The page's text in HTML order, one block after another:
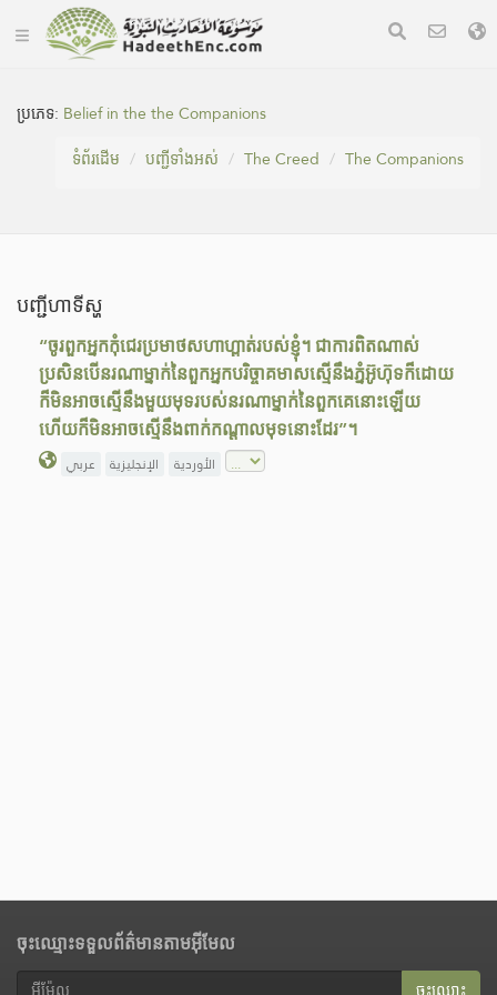
ប្រភេទ: Belief in the the Companions
ទំព័រ​ដេីម
បញ្ជីទាំងអស់ The Creed The Companions
បញ្ជីហាទីស្ហ
“ចូរពួកអ្នកកុំជេរប្រមាថសហាហ្ពាត់របស់ខ្ញុំ។ ជាការពិតណាស់
ប្រសិនបើនរណាម្នាក់នៃពួកអ្នកបរិច្ចាគមាសស្មើនឹងភ្នំអ៊ូហ៊ុទក៏ដោយ
ក៏មិនអាចស្មើនឹងមួយមុទរបស់នរណាម្នាក់នៃពួកគេនោះឡើយ
ហើយក៏មិនអាចស្មើនឹងពាក់កណ្តាលមុទនោះដែរ”។
عربي الإنجليزية الأوردية
ចុះឈ្មោះទទួលព័ត៌មានតាមអ៊ីមែល